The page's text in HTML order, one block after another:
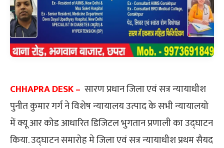
CHHAPRA DESK – ​सारण प्रधान जिला एवं सत्र न्यायाधीश
पुनीत कुमार गर्ग ने विशेष न्यायालय उत्पाद के सभी न्यायालयो
में क्यू आर कोड आधारित डिजिटल भुगतान प्रणाली का उद्घाटन
किया. उद्घाटन समारोह मे जिला एवं सत्र न्यायाधीश प्रथम सैयद